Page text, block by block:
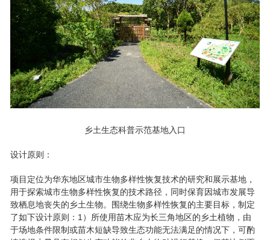
乡土生态科普示范基地入口
设计原则：
项目定位为华东地区城市生物多样性恢复技术的研究和展示基地，
用于探索城市生物多样性恢复的技术路径，同时保育因城市发展导
致栖息地丧失的乡土生物。围绕生物多样性恢复的主要目标，制定
了如下设计原则：1）所使用苗木应为长三角地区的乡土植物，由
于场地条件限制或苗木短缺导致生态功能无法满足的情况下，可酌